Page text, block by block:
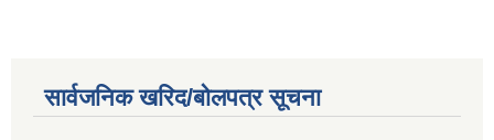
सार्वजनिक खरिद/बोलपत्र सूचना